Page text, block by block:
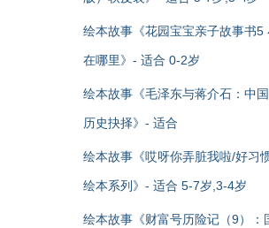
绘本故事《花园宝宝亲子故事书5
在哪里》- 适合 0-2岁
绘本故事《毛泽东与蒋介石：中
历史抉择》- 适合
绘本故事《哎呀你弄脏我啦/好习
绘本系列》- 适合 5-7岁,3-4岁
绘本故事《财富号历险记（9）：